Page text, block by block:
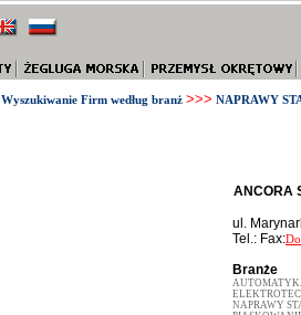
Wyszukiwanie Firm według branż >>> NAPRAWY
ANCORA
ul.
Tel.: Fax:
Branże
NAPRAWY